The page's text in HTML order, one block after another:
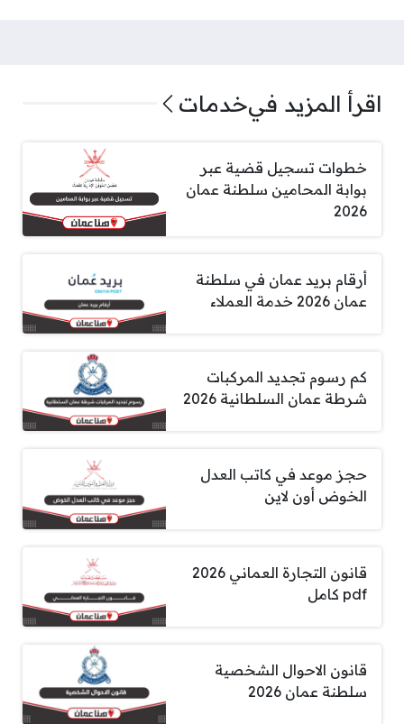
اقرأ المزيد فيخدمات
خطوات تسجيل قضية عبر
بوابة المحامين سلطنة عمان
2026
أرقام بريد عمان في سلطنة
عمان 2026 خدمة العملاء
كم رسوم تجديد المركبات
شرطة عمان السلطانية 2026
حجز موعد في كاتب العدل
الخوض أون لاين
قانون التجارة العماني 2026
pdf كامل
قانون الاحوال الشخصية
سلطنة عمان 2026